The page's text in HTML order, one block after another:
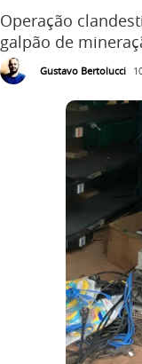
Operação
galpão de
Gustavo Bertolucci